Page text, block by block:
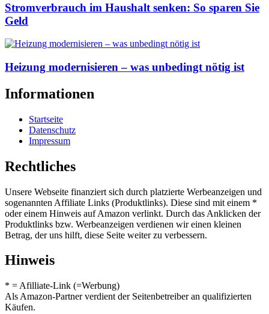
Stromverbrauch im Haushalt senken: So sparen Sie
Geld
Heizung modernisieren – was unbedingt nötig ist
Informationen
Startseite
Datenschutz
Impressum
Rechtliches
Unsere Webseite finanziert sich durch platzierte Werbeanzeigen und
sogenannten Affiliate Links (Produktlinks). Diese sind mit einem *
oder einem Hinweis auf Amazon verlinkt. Durch das Anklicken der
Produktlinks bzw. Werbeanzeigen verdienen wir einen kleinen
Betrag, der uns hilft, diese Seite weiter zu verbessern.
Hinweis
* = Afilliate-Link (=Werbung)
Als Amazon-Partner verdient der Seitenbetreiber an qualifizierten
Käufen.